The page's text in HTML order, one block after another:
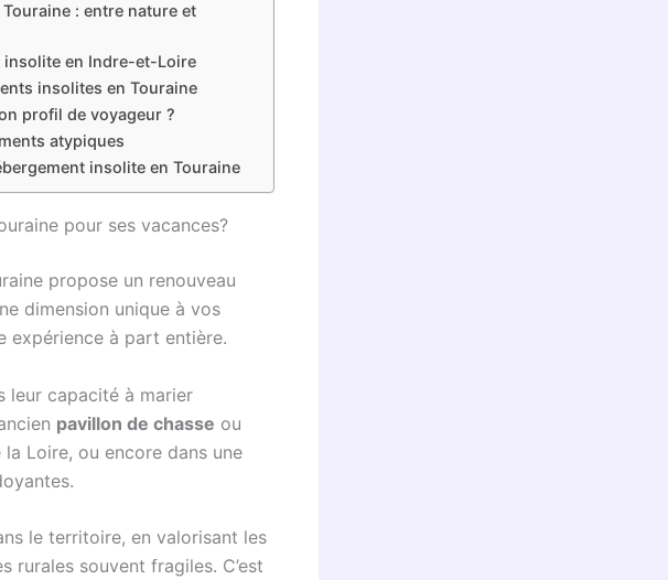
: entre nature et
insolite en Indre-et-Loire
insolites en Touraine
profil de voyageur ?
atypiques
insolite en Touraine
pour ses vacances?
propose un renouveau
dimension unique à vos
expérience à part entière.
leur capacité à marier
pavillon de chasse ou
Loire, ou encore dans une
le territoire, en valorisant les
rurales souvent fragiles. C’est